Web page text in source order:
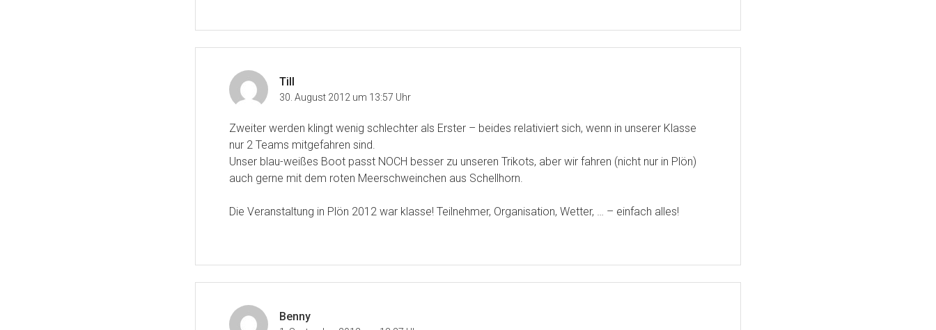
Till
30. August 2012 um 13:57 Uhr
Zweiter werden klingt wenig schlechter als Erster – beides relativiert sich, wenn in unserer Klasse
nur 2 Teams mitgefahren sind.
Unser blau-weißes Boot passt NOCH besser zu unseren Trikots, aber wir fahren (nicht nur in Plön)
auch gerne mit dem roten Meerschweinchen aus Schellhorn.
Die Veranstaltung in Plön 2012 war klasse! Teilnehmer, Organisation, Wetter, … – einfach alles!
Benny